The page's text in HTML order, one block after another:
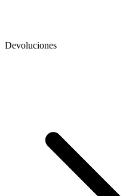
Devoluciones